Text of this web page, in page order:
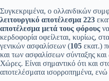
Συγκεκριμένα, ο ολλανδικών
λειτουργικό αποτέλεσμα 223
αποτέλεσμα μετά τους φόρους
κερδοφορία οφείλεται, κυρίως,
γενικών ασφαλίσεων (105 εκατ.)
και των ασφαλίσεων σύνταξης και
Χώρες. Είναι σημαντικό ότι και
αποτελέσματα ισορροπημένα,